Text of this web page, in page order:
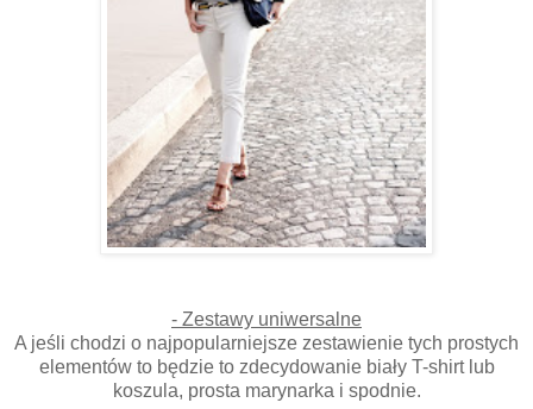
- Zestawy uniwersalne
A jeśli chodzi o najpopularniejsze zestawienie tych prostych
elementów to będzie to zdecydowanie biały T-shirt lub
koszula, prosta marynarka i spodnie.